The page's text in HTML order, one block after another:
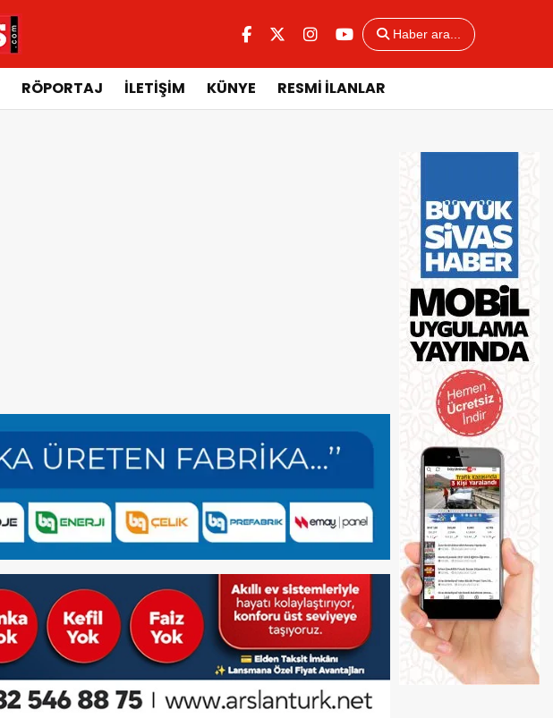
Haber ara...
RÖPORTAJ İLETİŞİM KÜNYE RESMİ İLANLAR